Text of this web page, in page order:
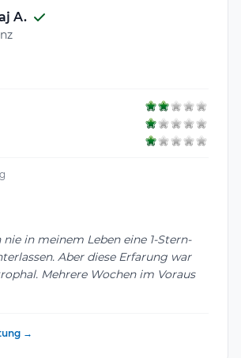
A.
nie in meinem Leben eine 1-Stern-
Aber diese Erfarung war
Mehrere Wochen im Voraus
→